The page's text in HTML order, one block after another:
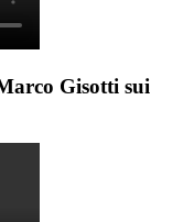
Gisotti sui